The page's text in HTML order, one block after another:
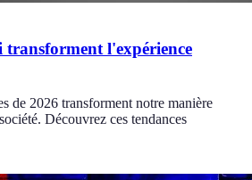
l'expérience
de 2026 transforment notre manière
Découvrez ces tendances